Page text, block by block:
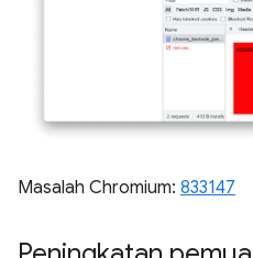
Masalah Chromium: 833147